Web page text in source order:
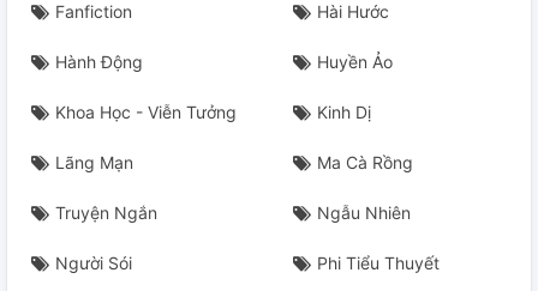
Fanfiction Hài Hước
Hành Động Huyền Ảo
Khoa Học - Viễn Tưởng Kinh Dị
Lãng Mạn Ma Cà Rồng
Truyện Ngắn Ngẫu Nhiên
Người Sói Phi Tiểu Thuyết